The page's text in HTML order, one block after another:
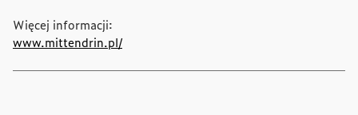
Więcej informacji:
www.mittendrin.pl/